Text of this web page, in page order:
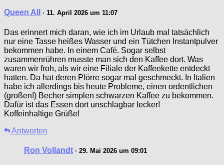
Queen All · 11. April 2026 um 11:07
Das erinnert mich daran, wie ich im Urlaub mal tatsächlich
nur eine Tasse heißes Wasser und ein Tütchen Instantpulver
bekommen habe. In einem Café. Sogar selbst
zusammenrühren musste man sich den Kaffee dort. Was
waren wir froh, als wir eine Filiale der Kaffeekette entdeckt
hatten. Da hat deren Plörre sogar mal geschmeckt. In Italien
habe ich allerdings bis heute Probleme, einen ordentlichen
(großen!) Becher simplen schwarzen Kaffee zu bekommen.
Dafür ist das Essen dort unschlagbar lecker!
Koffeinhaltige Grüße!
Antworten
Ron Vollandt · 29. Mai 2026 um 09:01